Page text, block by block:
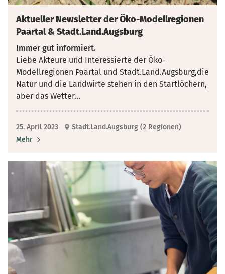
Aktueller Newsletter der Öko-Modellregionen
Paartal & Stadt.Land.Augsburg
Immer gut informiert.
Liebe Akteure und Interessierte der Öko-
Modellregionen Paartal und Stadt.Land.Augsburg,die
Natur und die Landwirte stehen in den Startlöchern,
aber das Wetter...
25. April 2023
Stadt.Land.Augsburg (2 Regionen)
Mehr